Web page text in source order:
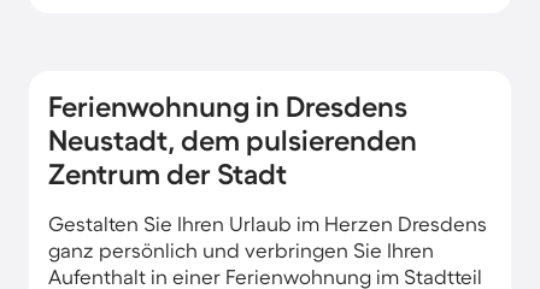
Ferienwohnung in Dresdens
Neustadt, dem pulsierenden
Zentrum der Stadt
Gestalten Sie Ihren Urlaub im Herzen Dresdens
ganz persönlich und verbringen Sie Ihren
Aufenthalt in einer Ferienwohnung im Stadtteil